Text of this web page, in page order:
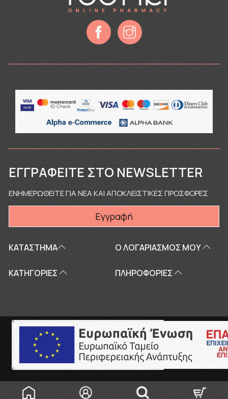
ΚΑΤΑΣΤΗΜΑ Ο ΛΟΓΑΡΙΑΣΜΌΣ ΜΟΥ
ΚΑΤΗΓΟΡΙΕΣ ΠΛΗΡΟΦΟΡΊΕΣ
ΕΓΓΡΑΦΕΊΤΕ ΣΤΟ NEWSLETTER
ΕΝΗΜΕΡΩΘΕΙΤΕ ΓΙΑ ΝΕΑ ΚΑΙ ΑΠΟΚΛΕΙΣΤΙΚΕΣ ΠΡΟΣΦΟΡΕΣ
Εγγραφή
Copyright © 2026touriki.gr